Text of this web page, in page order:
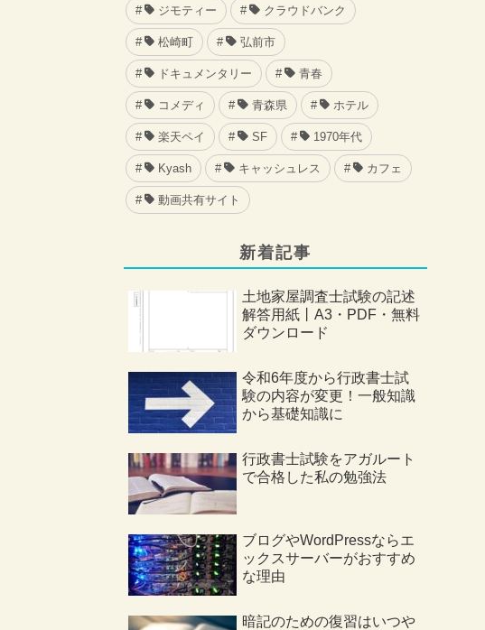
ジモティー クラウドバンク
松崎町 弘前市
ドキュメンタリー 青春
コメディ 青森県 ホテル
楽天ペイ SF 1970年代
Kyash キャッシュレス カフェ
動画共有サイト
新着記事
土地家屋調査士試験の記述
解答用紙丨A3・PDF・無料
ダウンロード
令和6年度から行政書士試
験の内容が変更！一般知識
から基礎知識に
行政書士試験をアガルート
で合格した私の勉強法
ブログやWordPressならエ
ックスサーバーがおすすめ
な理由
暗記のための復習はいつや